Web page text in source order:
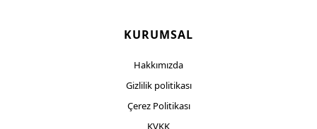
KURUMSAL
Hakkımızda
Gizlilik politikası
Çerez Politikası
KVKK